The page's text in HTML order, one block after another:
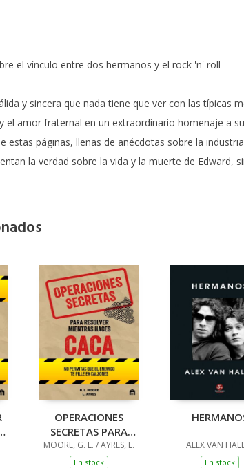
el vínculo entre dos hermanos y el rock 'n' roll
y sincera que nada tiene que ver con las
el amor fraternal en un extraordinario homenaje a
estas páginas, llenas de anécdotas sobre la
la verdad sobre la vida y la muerte de
OPERACIONES
SECRETAS PARA
RESOLVER MIENTRAS
HACES CACA
MOORE, G. L. / AYRES, L.
En stock
ALEX VAN
En stock